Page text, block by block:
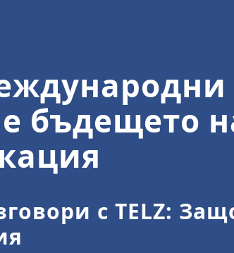
бъдещето
с TELZ: